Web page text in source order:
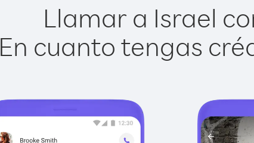
Llamar a Israel
En cuanto tengas